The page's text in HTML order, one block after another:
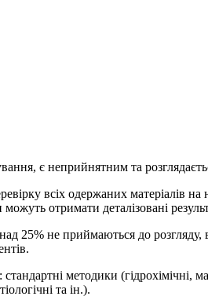
є неприйнятним та
всіх одержаних матеріалів
отримати деталізовані
25% не приймаються до
методики (гідрохімічні,
та ін.).